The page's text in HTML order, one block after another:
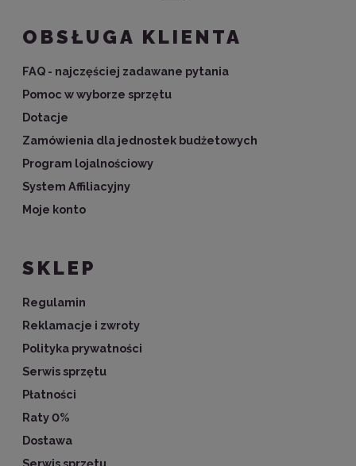
OBSŁUGA KLIENTA
FAQ - najczęściej zadawane pytania
Pomoc w wyborze sprzętu
Dotacje
Zamówienia dla jednostek budżetowych
Program lojalnościowy
System Affiliacyjny
Moje konto
SKLEP
Regulamin
Reklamacje i zwroty
Polityka prywatności
Serwis sprzętu
Płatności
Raty 0%
Dostawa
Serwis sprzętu